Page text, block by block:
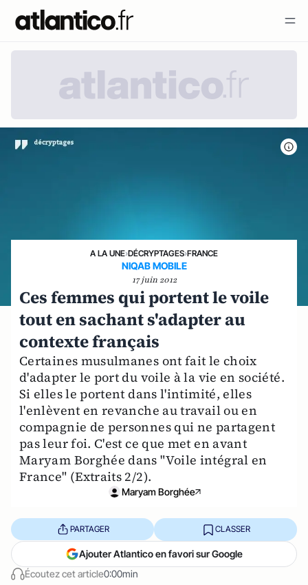
A LA UNE›DÉCRYPTAGES›FRANCE
NIQAB MOBILE
17 juin 2012
Ces femmes qui portent le voile
tout en sachant s'adapter au
contexte français
Certaines musulmanes ont fait le choix
d'adapter le port du voile à la vie en société.
Si elles le portent dans l'intimité, elles
l'enlèvent en revanche au travail ou en
compagnie de personnes qui ne partagent
pas leur foi. C'est ce que met en avant
Maryam Borghée dans "Voile intégral en
France" (Extraits 2/2).
Maryam Borghée
Écoutez cet article0:00min
PARTAGER CLASSER
Ajouter Atlantico en favori sur Google